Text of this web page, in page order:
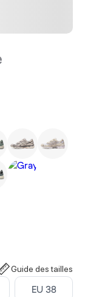
Guide des tailles
Select ‎
EU 38